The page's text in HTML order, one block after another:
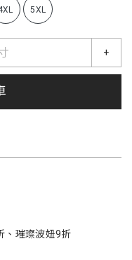
5XL
+
、璀璨波妞9折